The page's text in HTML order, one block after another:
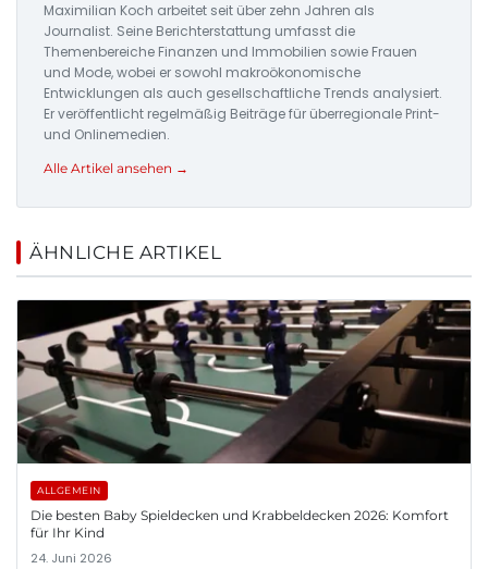
Maximilian Koch arbeitet seit über zehn Jahren als
Journalist. Seine Berichterstattung umfasst die
Themenbereiche Finanzen und Immobilien sowie Frauen
und Mode, wobei er sowohl makroökonomische
Entwicklungen als auch gesellschaftliche Trends analysiert.
Er veröffentlicht regelmäßig Beiträge für überregionale Print-
und Onlinemedien.
Alle Artikel ansehen →
ÄHNLICHE ARTIKEL
ALLGEMEIN
Die besten Baby Spieldecken und Krabbeldecken 2026: Komfort
für Ihr Kind
24. Juni 2026